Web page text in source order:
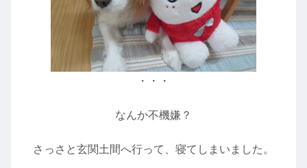
・・・
なんか不機嫌？
さっさと玄関土間へ行って、寝てしまいました。